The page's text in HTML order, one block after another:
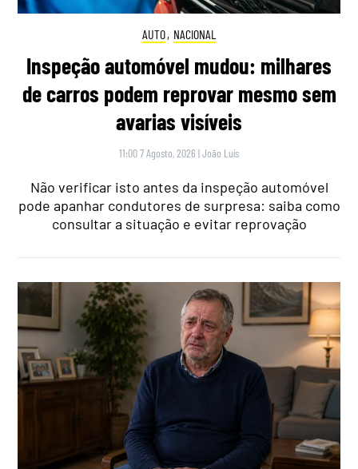
AUTO, NACIONAL
Inspeção automóvel mudou: milhares
de carros podem reprovar mesmo sem
avarias visíveis
11:00 7 Agosto, 2026 |João Luís
Não verificar isto antes da inspeção automóvel
pode apanhar condutores de surpresa: saiba como
consultar a situação e evitar reprovação